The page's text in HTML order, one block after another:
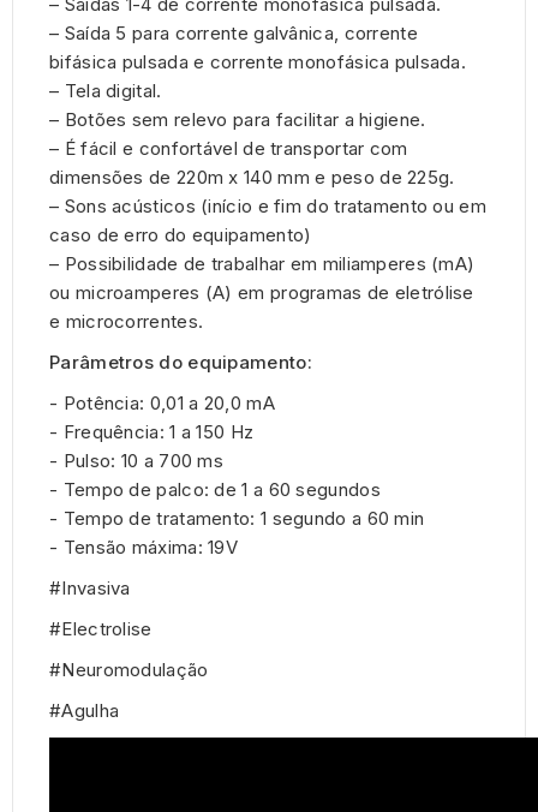
– Saídas 1-4 de corrente monofásica pulsada.
– Saída 5 para corrente galvânica, corrente
bifásica pulsada e corrente monofásica pulsada.
– Tela digital.
– Botões sem relevo para facilitar a higiene.
– É fácil e confortável de transportar com
dimensões de 220m x 140 mm e peso de 225g.
– Sons acústicos (início e fim do tratamento ou em
caso de erro do equipamento)
– Possibilidade de trabalhar em miliamperes (mA)
ou microamperes (A) em programas de eletrólise
e microcorrentes.
Parâmetros do equipamento:
- Potência: 0,01 a 20,0 mA
- Frequência: 1 a 150 Hz
- Pulso: 10 a 700 ms
- Tempo de palco: de 1 a 60 segundos
- Tempo de tratamento: 1 segundo a 60 min
- Tensão máxima: 19V
#Invasiva
#Electrolise
#Neuromodulação
#Agulha